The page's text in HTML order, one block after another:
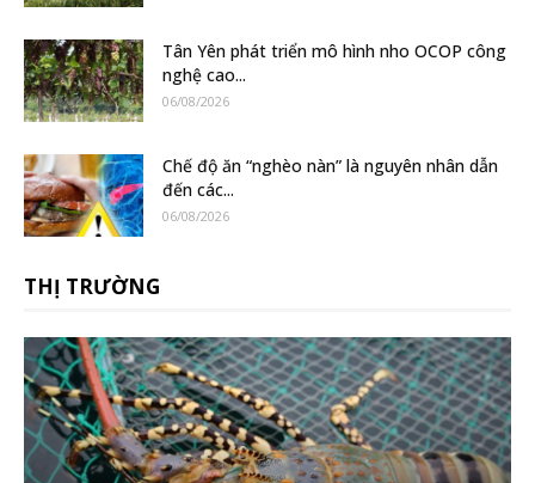
Tân Yên phát triển mô hình nho OCOP công
nghệ cao...
06/08/2026
Chế độ ăn “nghèo nàn” là nguyên nhân dẫn
đến các...
06/08/2026
THỊ TRƯỜNG